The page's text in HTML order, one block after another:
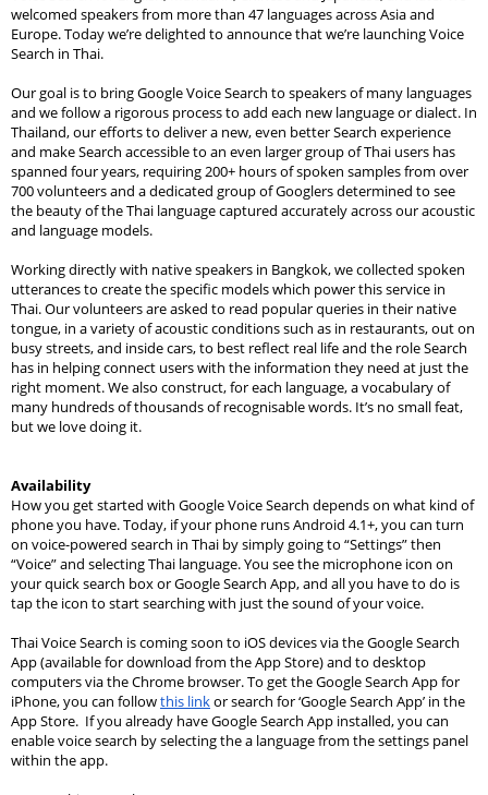
welcomed speakers from more than 47 languages across Asia and
Europe. Today we’re delighted to announce that we’re launching Voice
Search in Thai.
Our goal is to bring Google Voice Search to speakers of many languages
and we follow a rigorous process to add each new language or dialect. In
Thailand, our efforts to deliver a new, even better Search experience
and make Search accessible to an even larger group of Thai users has
spanned four years, requiring 200+ hours of spoken samples from over
700 volunteers and a dedicated group of Googlers determined to see
the beauty of the Thai language captured accurately across our acoustic
and language models.
Working directly with native speakers in Bangkok, we collected spoken
utterances to create the specific models which power this service in
Thai. Our volunteers are asked to read popular queries in their native
tongue, in a variety of acoustic conditions such as in restaurants, out on
busy streets, and inside cars, to best reflect real life and the role Search
has in helping connect users with the information they need at just the
right moment. We also construct, for each language, a vocabulary of
many hundreds of thousands of recognisable words. It’s no small feat,
but we love doing it.
Availability
How you get started with Google Voice Search depends on what kind of
phone you have. Today, if your phone runs Android 4.1+, you can turn
on voice-powered search in Thai by simply going to “Settings” then
“Voice” and selecting Thai language. You see the microphone icon on
your quick search box or Google Search App, and all you have to do is
tap the icon to start searching with just the sound of your voice.
Thai Voice Search is coming soon to iOS devices via the Google Search
App (available for download from the App Store) and to desktop
computers via the Chrome browser. To get the Google Search App for
iPhone, you can follow this link or search for ‘Google Search App’ in the
App Store.  If you already have Google Search App installed, you can
enable voice search by selecting the a language from the settings panel
within the app.